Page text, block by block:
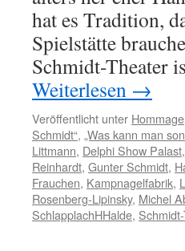
hat es Tradition,
Spielstätte
Schmidt-Theater
Weiterlesen →
Veröffentlicht unter Hommage
Schmidt“, „Was kann man
Littmann, Delphi Show Palast,
Reinhardt, Gunter Schmidt,
Frauchen, Kampnagelfabrik,
Rosenberg-Lipinsky, Michel
SchlapplachHHalde,